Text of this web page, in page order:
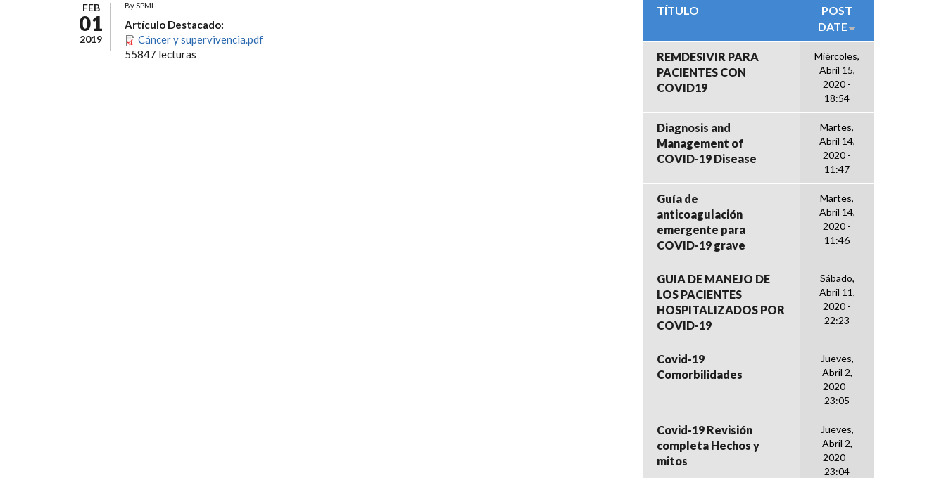
FEB
01
2019
BySPMI
Artículo Destacado:
Cáncer y supervivencia.pdf
55847 lecturas
TÍTULO
POST
DATE
REMDESIVIR PARA
PACIENTES CON
COVID19
Miércoles,
Abril 15,
2020 -
18:54
Diagnosis and
Management of
COVID-19 Disease
Martes,
Abril 14,
2020 -
11:47
Guía de
anticoagulación
emergente para
COVID-19 grave
Martes,
Abril 14,
2020 -
11:46
GUIA DE MANEJO DE
LOS PACIENTES
HOSPITALIZADOS POR
COVID-19
Sábado,
Abril 11,
2020 -
22:23
Covid-19
Comorbilidades
Jueves,
Abril 2,
2020 -
23:05
Covid-19 Revisión
completa Hechos y
mitos
Jueves,
Abril 2,
2020 -
23:04